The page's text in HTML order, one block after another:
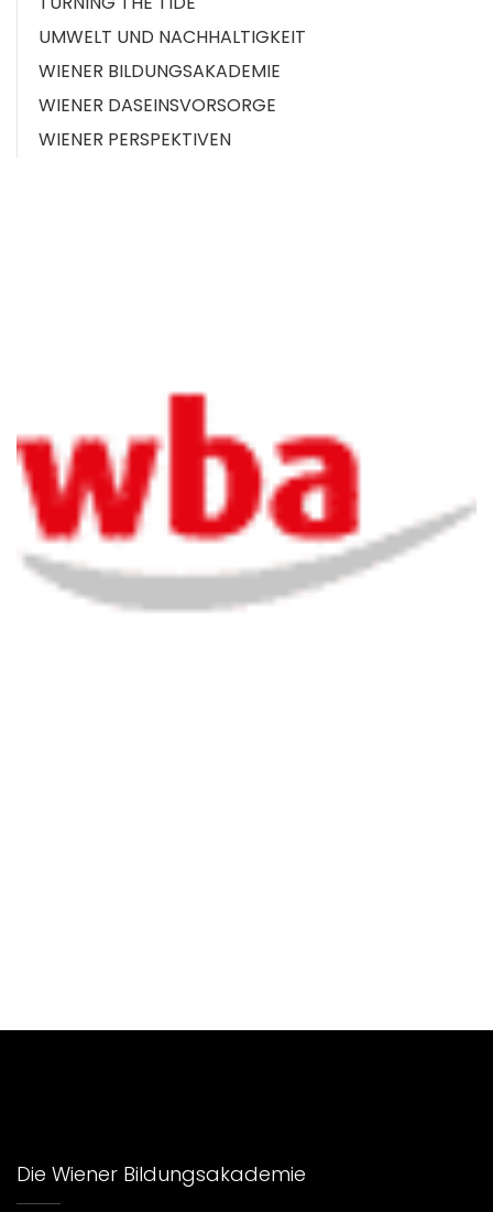
UMWELT UND NACHHALTIGKEIT
WIENER BILDUNGSAKADEMIE
WIENER DASEINSVORSORGE
WIENER PERSPEKTIVEN
Die Wiener Bildungsakademie